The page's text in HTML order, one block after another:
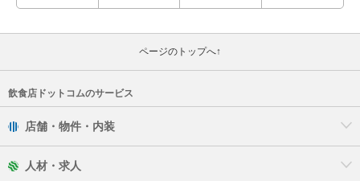
ページのトップへ↑
飲食店ドットコムのサービス
店舗・物件・内装
人材・求人